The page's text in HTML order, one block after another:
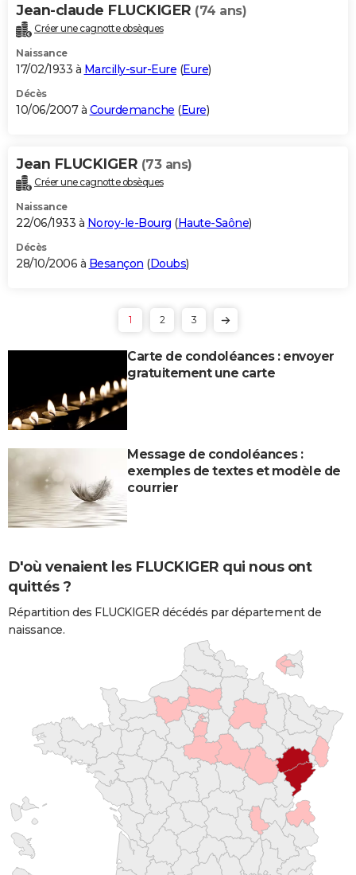
Jean-claude FLUCKIGER (74 ans)
Créer une cagnotte obsèques
Naissance
17/02/1933 à Marcilly-sur-Eure (Eure)
Décès
10/06/2007 à Courdemanche (Eure)
Jean FLUCKIGER (73 ans)
Créer une cagnotte obsèques
Naissance
22/06/1933 à Noroy-le-Bourg (Haute-Saône)
Décès
28/10/2006 à Besançon (Doubs)
1 2 3
Carte de condoléances : envoyer
gratuitement une carte
Message de condoléances :
exemples de textes et modèle de
courrier
D'où venaient les FLUCKIGER qui nous ont
quittés ?
Répartition des FLUCKIGER décédés par département de
naissance.